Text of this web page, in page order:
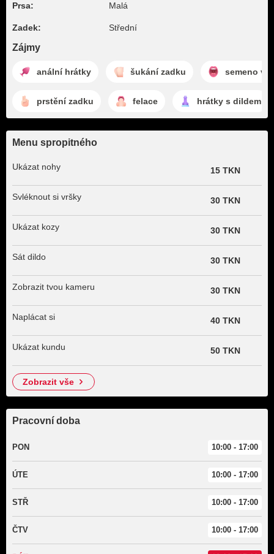
Prsa: Malá
Zadek: Střední
Zájmy
anální hrátky šukání zadku semeno v
prstění zadku felace hrátky s dildem
Menu spropitného
Ukázat nohy 15 TKN
Svléknout si vršky 30 TKN
Ukázat kozy 30 TKN
Sát dildo 30 TKN
Zobrazit tvou kameru 30 TKN
Naplácat si 40 TKN
Ukázat kundu 50 TKN
zobrazit vše
Pracovní doba
PON 10:00 - 17:00
ÚTE 10:00 - 17:00
STŘ 10:00 - 17:00
ČTV 10:00 - 17:00